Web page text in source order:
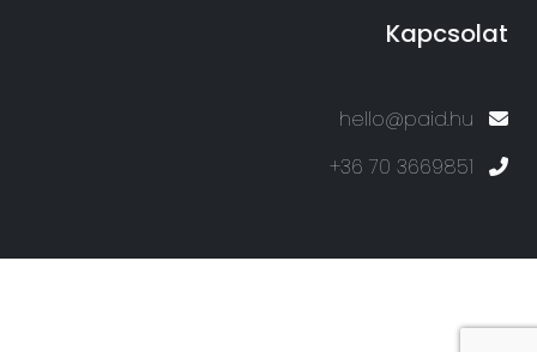
Kapcsolat
hello@paid.hu
+36 70 3669851